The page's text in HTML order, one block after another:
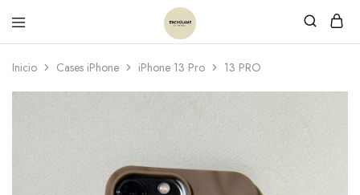
Inicio Cases iPhone iPhone 13 Pro 13 PRO